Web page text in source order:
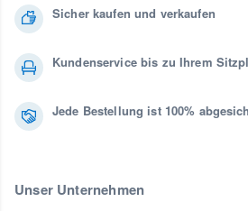
Sicher kaufen und verkaufen
Kundenservice bis zu Ihrem
Jede Bestellung ist 100%
Unser Unternehmen